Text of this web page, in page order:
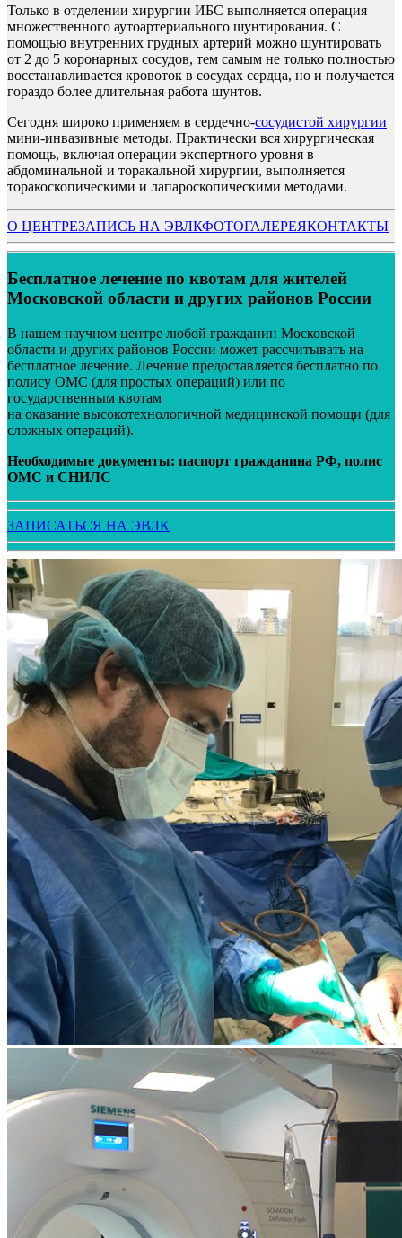
Только в отделении хирургии ИБС выполняется операция
множественного аутоартериального шунтирования. С
помощью внутренних грудных артерий можно шунтировать
от 2 до 5 коронарных сосудов, тем самым не только полностью
восстанавливается кровоток в сосудах сердца, но и получается
гораздо более длительная работа шунтов.
Сегодня широко применяем в сердечно-сосудистой хирургии
мини-инвазивные методы. Практически вся хирургическая
помощь, включая операции экспертного уровня в
абдоминальной и торакальной хирургии, выполняется
торакоскопическими и лапароскопическими методами.
О ЦЕНТРЕЗАПИСЬ НА ЭВЛКФОТОГАЛЕРЕЯКОНТАКТЫ
Бесплатное лечение по квотам для жителей
Московской области и других районов России
В нашем научном центре любой гражданин Московской
области и других районов России может рассчитывать на
бесплатное лечение. Лечение предоставляется бесплатно по
полису ОМС (для простых операций) или по
государственным квотам
на оказание высокотехнологичной медицинской помощи (для
сложных операций).
Необходимые документы: паспорт гражданина РФ, полис
ОМС и СНИЛС
ЗАПИСАТЬСЯ НА ЭВЛК